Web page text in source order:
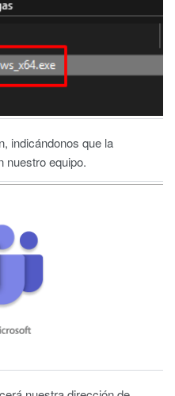
indicándonos que la
nuestro equipo.